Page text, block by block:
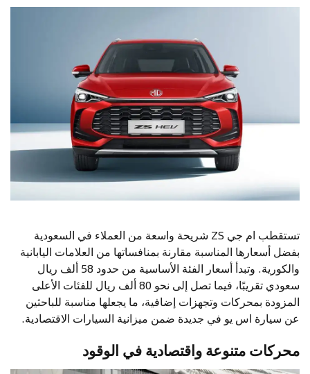
تستقطب ام جي ZS شريحة واسعة من العملاء في السعودية
بفضل أسعارها المناسبة مقارنة بمنافساتها من العلامات اليابانية
والكورية. وتبدأ أسعار الفئة الأساسية من حدود 58 ألف ريال
سعودي تقريبًا، فيما تصل إلى نحو 80 ألف ريال للفئات الأعلى
المزودة بمحركات وتجهزات إضافية، ما يجعلها مناسبة للباحثين
عن سيارة اس يو في جديدة ضمن ميزانية السيارات الاقتصادية.
محركات متنوعة واقتصادية في الوقود